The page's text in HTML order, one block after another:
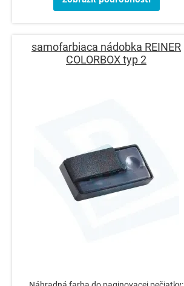
samofarbiaca nádobka REINER
COLORBOX typ 2